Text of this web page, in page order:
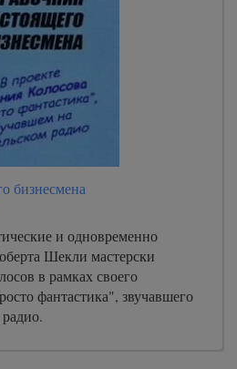
бизнесмена
и одновременно
Шекли мастерски
в рамках своего
фантастика", звучавшего